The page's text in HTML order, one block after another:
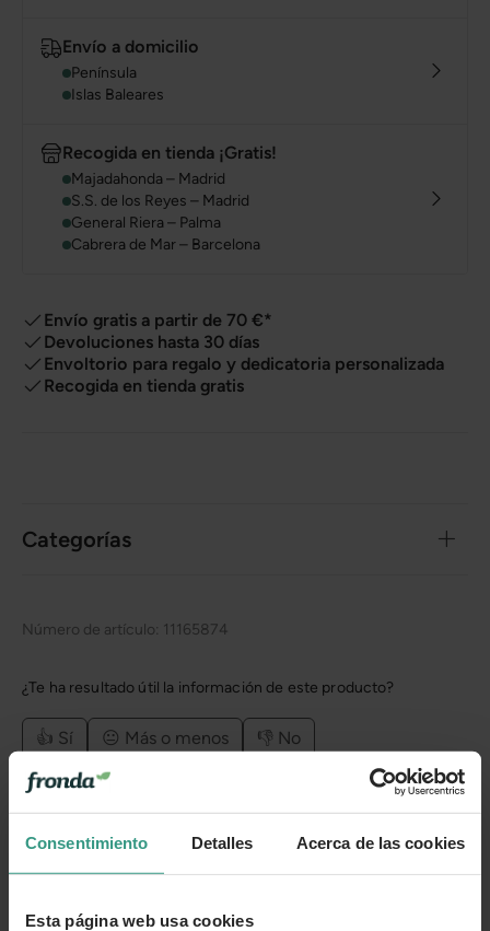
Consentimiento Detalles Acerca de las cookies
Esta página web usa cookies
Envío a domicilio
Península
Islas Baleares
Recogida en tienda ¡Gratis!
Majadahonda – Madrid
S.S. de los Reyes – Madrid
General Riera – Palma
Cabrera de Mar – Barcelona
Envío gratis a partir de 70 €*
Devoluciones hasta 30 días
Envoltorio para regalo y dedicatoria personalizada
Recogida en tienda gratis
Categorías
Número de artículo: 11165874
¿Te ha resultado útil la información de este producto?
👍 Sí 😐 Más o menos 👎 No